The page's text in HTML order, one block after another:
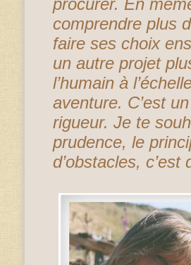
procurer. En
comprendre plus
faire ses choix
un autre projet
l’humain à
aventure. C’est
rigueur. Je te
prudence, le
d’obstacles,